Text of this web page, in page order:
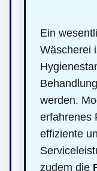
Ein
Wäscherei
werden.
erfahrenes
effiziente
zudem die